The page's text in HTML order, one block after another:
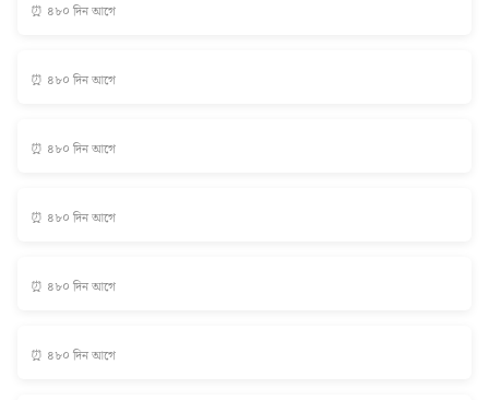
⏰ ৪৮০ দিন আগে
⏰ ৪৮০ দিন আগে
⏰ ৪৮০ দিন আগে
⏰ ৪৮০ দিন আগে
⏰ ৪৮০ দিন আগে
⏰ ৪৮০ দিন আগে